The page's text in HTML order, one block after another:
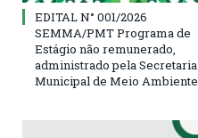
EDITAL N° 001/2026
SEMMA/PMT Programa de
Estágio não remunerado,
administrado pela Secretaria
Municipal de Meio Ambiente